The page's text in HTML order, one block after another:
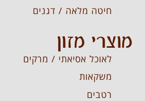
חיטה מלאה / דגנים
מוצרי מזון
לאוכל אסיאתי / מרקים
משקאות
רטבים